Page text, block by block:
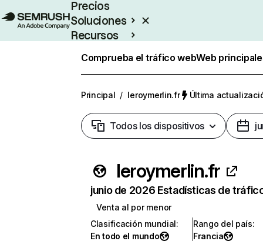
Precios
Soluciones
Recursos
Comprueba el tráfico webWeb
Principal / leroymerlin.fr Última
Todos los dispositivos
leroymerlin.fr
junio de 2026 Estadísticas de
Venta al por menor
Clasificación mundial:
En todo el mundo
Rango del país:
Francia